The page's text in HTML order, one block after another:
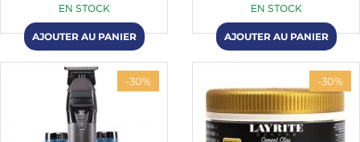
EN STOCK EN STOCK
-30% -30%